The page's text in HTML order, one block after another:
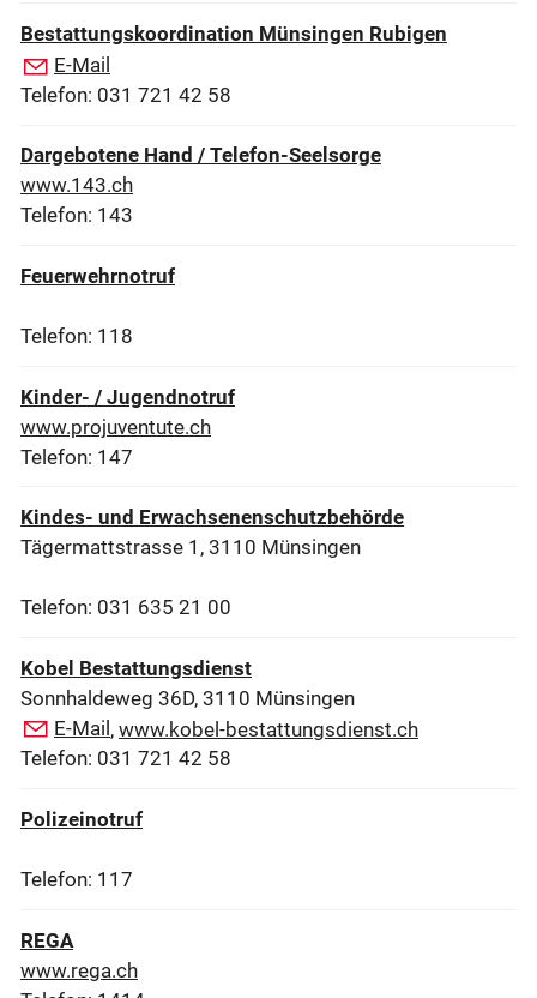
Bestattungskoordination Münsingen Rubigen
E-Mail
Telefon: 031 721 42 58
Dargebotene Hand / Telefon-Seelsorge
www.143.ch
Telefon: 143
Feuerwehrnotruf
Telefon: 118
Kinder- / Jugendnotruf
www.projuventute.ch
Telefon: 147
Kindes- und Erwachsenenschutzbehörde
Tägermattstrasse 1, 3110 Münsingen
Telefon: 031 635 21 00
Kobel Bestattungsdienst
Sonnhaldeweg 36D, 3110 Münsingen
E-Mail , www.kobel-bestattungsdienst.ch
Telefon: 031 721 42 58
Polizeinotruf
Telefon: 117
REGA
www.rega.ch